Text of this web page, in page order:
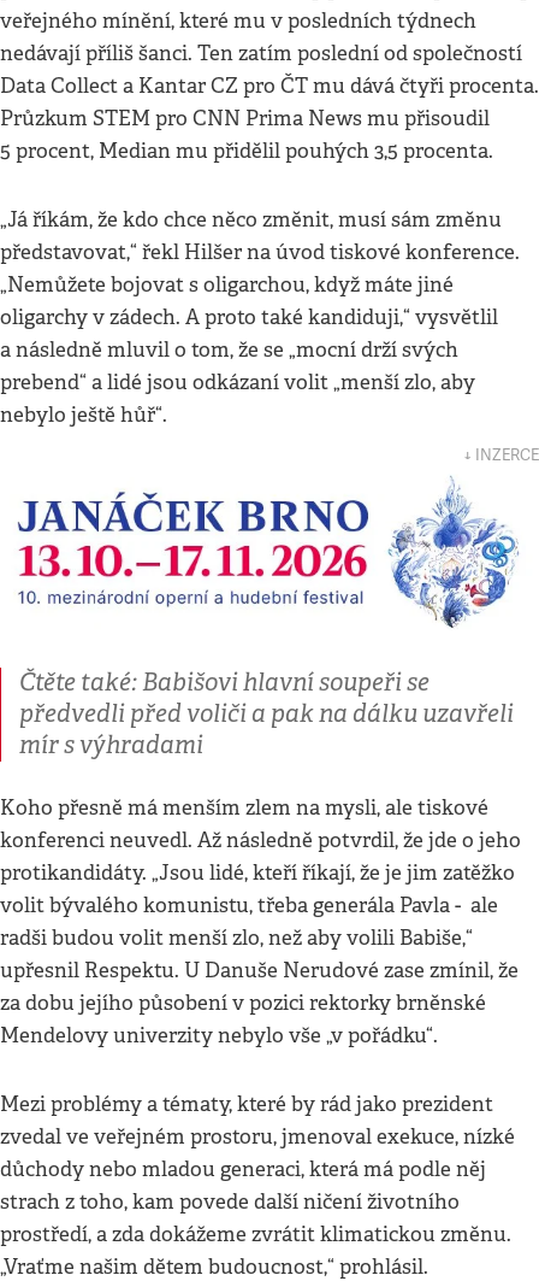
veřejného mínění, které mu v posledních týdnech
nedávají příliš šanci. Ten zatím poslední od společností
Data Collect a Kantar CZ pro ČT mu dává čtyři procenta.
Průzkum STEM pro CNN Prima News mu přisoudil
5 procent, Median mu přidělil pouhých 3,5 procenta.
„Já říkám, že kdo chce něco změnit, musí sám změnu
představovat,“ řekl Hilšer na úvod tiskové konference.
„Nemůžete bojovat s oligarchou, když máte jiné
oligarchy v zádech. A proto také kandiduji,“ vysvětlil
a následně mluvil o tom, že se „mocní drží svých
prebend“ a lidé jsou odkázaní volit „menší zlo, aby
nebylo ještě hůř“.
↓ INZERCE
Čtěte také: Babišovi hlavní soupeři se
předvedli před voliči a pak na dálku uzavřeli
mír s výhradami
Koho přesně má menším zlem na mysli, ale tiskové
konferenci neuvedl. Až následně potvrdil, že jde o jeho
protikandidáty. „Jsou lidé, kteří říkají, že je jim zatěžko
volit bývalého komunistu, třeba generála Pavla - ale
radši budou volit menší zlo, než aby volili Babiše,“
upřesnil Respektu. U Danuše Nerudové zase zmínil, že
za dobu jejího působení v pozici rektorky brněnské
Mendelovy univerzity nebylo vše „v pořádku“.
Mezi problémy a tématy, které by rád jako prezident
zvedal ve veřejném prostoru, jmenoval exekuce, nízké
důchody nebo mladou generaci, která má podle něj
strach z toho, kam povede další ničení životního
prostředí, a zda dokážeme zvrátit klimatickou změnu.
„Vraťme našim dětem budoucnost,“ prohlásil.